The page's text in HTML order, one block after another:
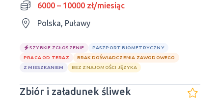
6000 – 10000 zł/miesiąc
Polska, Puławy
SZYBKIE ZGŁOSZENIE
PASZPORT BIOMETRYCZNY
PRACA OD TERAZ
BRAK DOŚWIADCZENIA ZAWODOWEGO
Z MIESZKANIEM
BEZ ZNAJOMOŚCI JĘZYKA
Zbiór i załadunek śliwek